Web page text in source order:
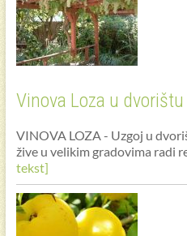
Vinova Loza u dvorištu
VINOVA LOZA - Uzgoj u
žive u velikim gradovima radi
tekst]